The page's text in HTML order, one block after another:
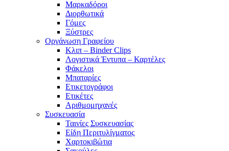
Μαρκαδόροι
Διορθωτικά
Γόμες
Ξύστρες
Οργάνωση Γραφείου
Κλιπ – Binder Clips
Λογιστικά Έντυπα – Καρτέλες
Φάκελοι
Μπαταρίες
Ετικετογράφοι
Ετικέτες
Αριθμομηχανές
Συσκευασία
Ταινίες Συσκευασίας
Είδη Περιτυλίγματος
Χαρτοκιβώτια